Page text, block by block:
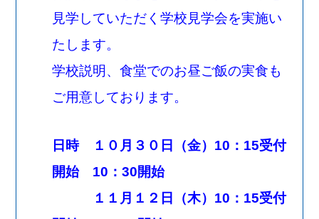
見学していただく学校見学会を実施い
たします。
学校説明、食堂でのお昼ご飯の実食も
ご用意しております。
日時 １０月３０日（金）10：15受付
開始 10：30開始
１１月１２日（木）10：15受付